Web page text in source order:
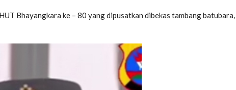
Bhayangkara ke – 80 yang dipusatkan dibekas tambang batubara,